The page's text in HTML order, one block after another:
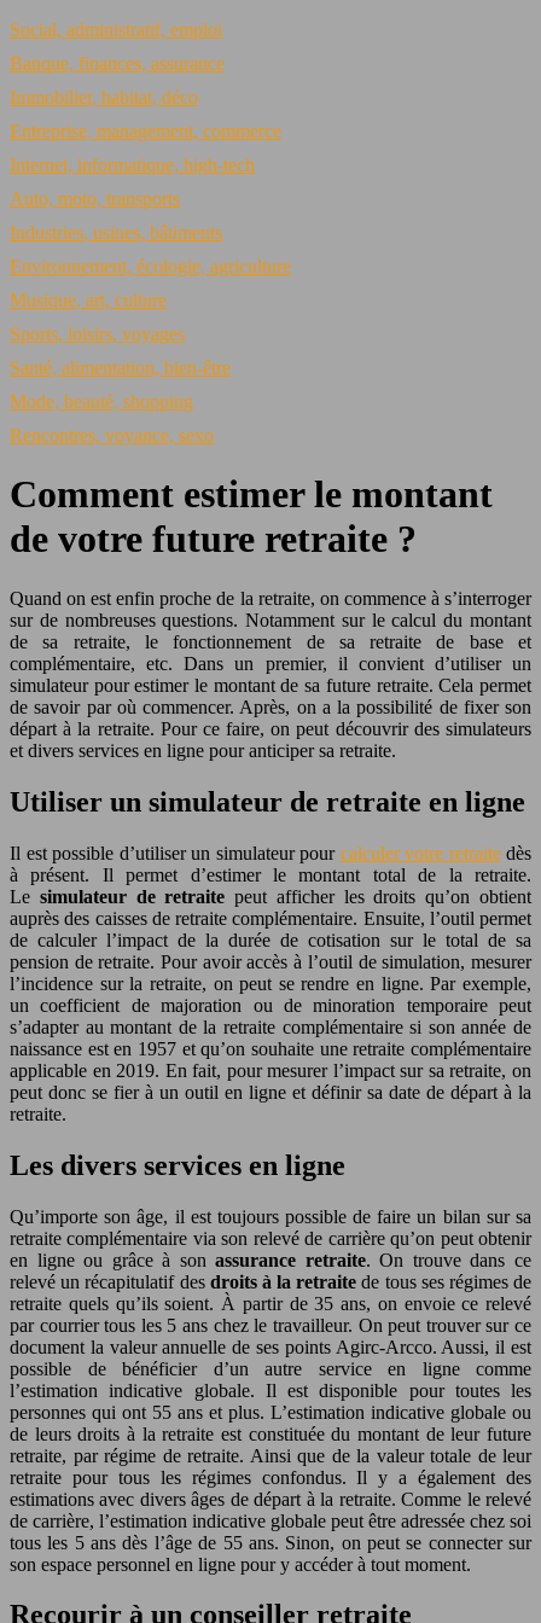
Social, administratif, emploi
Banque, finances, assurance
Immobilier, habitat, déco
Entreprise, management, commerce
Internet, informatique, high-tech
Auto, moto, transports
Industries, usines, bâtiments
Environnement, écologie, agriculture
Musique, art, culture
Sports, loisirs, voyages
Santé, alimentation, bien-être
Mode, beauté, shopping
Rencontres, voyance, sexo
Comment estimer le montant
de votre future retraite ?
Quand on est enfin proche de la retraite, on commence à s’interroger
sur de nombreuses questions. Notamment sur le calcul du montant
de sa retraite, le fonctionnement de sa retraite de base et
complémentaire, etc. Dans un premier, il convient d’utiliser un
simulateur pour estimer le montant de sa future retraite. Cela permet
de savoir par où commencer. Après, on a la possibilité de fixer son
départ à la retraite. Pour ce faire, on peut découvrir des simulateurs
et divers services en ligne pour anticiper sa retraite.
Utiliser un simulateur de retraite en ligne
Il est possible d’utiliser un simulateur pour calculer votre retraitedès
à présent. Il permet d’estimer le montant total de la retraite.
Le simulateur de retraitepeut afficher les droits qu’on obtient
auprès des caisses de retraite complémentaire. Ensuite, l’outil permet
de calculer l’impact de la durée de cotisation sur le total de sa
pension de retraite. Pour avoir accès à l’outil de simulation, mesurer
l’incidence sur la retraite, on peut se rendre en ligne. Par exemple,
un coefficient de majoration ou de minoration temporaire peut
s’adapter au montant de la retraite complémentaire si son année de
naissance est en 1957 et qu’on souhaite une retraite complémentaire
applicable en 2019. En fait, pour mesurer l’impact sur sa retraite, on
peut donc se fier à un outil en ligne et définir sa date de départ à la
retraite.
Les divers services en ligne
Qu’importe son âge, il est toujours possible de faire un bilan sur sa
retraite complémentaire via son relevé de carrière qu’on peut obtenir
en ligne ou grâce à sonassurance retraite. On trouve dans ce
relevé un récapitulatif des droits à la retraitede tous ses régimes de
retraite quels qu’ils soient. À partir de 35 ans, on envoie ce relevé
par courrier tous les 5 ans chez le travailleur. On peut trouver sur ce
document la valeur annuelle de ses points Agirc-Arcco. Aussi, il est
possible de bénéficier d’un autre service en ligne comme
l’estimation indicative globale. Il est disponible pour toutes les
personnes qui ont 55 ans et plus. L’estimation indicative globale ou
de leurs droits à la retraite est constituée du montant de leur future
retraite, par régime de retraite. Ainsi que de la valeur totale de leur
retraite pour tous les régimes confondus. Il y a également des
estimations avec divers âges de départ à la retraite. Comme le relevé
de carrière, l’estimation indicative globale peut être adressée chez soi
tous les 5 ans dès l’âge de 55 ans. Sinon, on peut se connecter sur
son espace personnel en ligne pour y accéder à tout moment.
Recourir à un conseiller retraite